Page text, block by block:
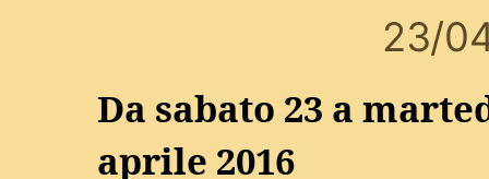
23/
Da sabato 23 a
aprile 2016